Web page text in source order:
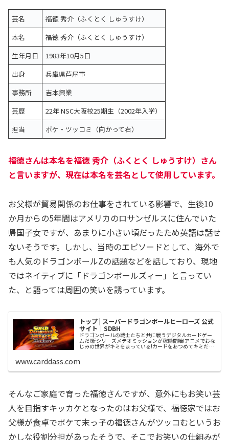
芸名
福徳 秀介（ふくとく しゅうすけ）
本名
福徳 秀介（ふくとく しゅうすけ）
生年月日
1983年10月5日
出身
兵庫県芦屋市
事務所
吉本興業
芸歴
22年 NSC大阪校25期生（2002年入学）
担当
ボケ・ツッコミ（向かって右）
福徳さんは本名を福徳 秀介（ふくとく しゅうすけ）さん
と言いますが、現在は本名を芸名として使用しています。
お父様が貿易関係のお仕事をされている影響で、生後10
か月からの5年間はアメリカのロサンゼルスに住んでいた
帰国子女ですが、あまりに小さい頃だったため英語は話せ
ないそうです。しかし、当時のエピソードとして、海外で
も人気のドラゴンボールZの話題などを話しており、現地
ではネイティブに「ドラゴンボールズィー」と言ってい
た、と語っては周囲の笑いを誘っています。
トップ | スーパードラゴンボールヒーローズ 公式
サイト｜SDBH
ドラゴンボールの戦士たちと共に戦うデジタルカードゲー
ムだ!新シリーズメテオミッションが稼働開始!アニメでおな
じみの世界がキミをまっている!カードをあつめてキミだけ
www.carddass.com
そんなご家庭で育った福徳さんですが、意外にもお笑い芸
人を目指すキッカケとなったのはお父様で、福徳家ではお
父様が食卓でボケて末っ子の福徳さんがツッコむというお
かしな役割分担があったそうで、そこでお笑いの仕組みが